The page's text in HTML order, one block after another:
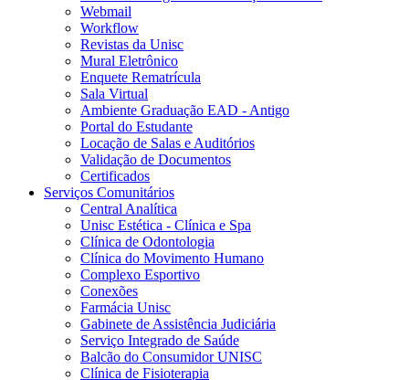
Webmail
Workflow
Revistas da Unisc
Mural Eletrônico
Enquete Rematrícula
Sala Virtual
Ambiente Graduação EAD - Antigo
Portal do Estudante
Locação de Salas e Auditórios
Validação de Documentos
Certificados
Serviços Comunitários
Central Analítica
Unisc Estética - Clínica e Spa
Clínica de Odontologia
Clínica do Movimento Humano
Complexo Esportivo
Conexões
Farmácia Unisc
Gabinete de Assistência Judiciária
Serviço Integrado de Saúde
Balcão do Consumidor UNISC
Clínica de Fisioterapia